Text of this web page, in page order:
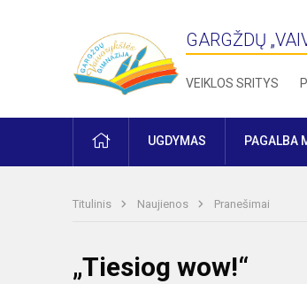
GARGŽDŲ
VEIKLOS SRITYS
PRADŽIAUGDYMAS PAGALBA
Titulinis Naujienos Pranešimai
„Tiesiog wow!“